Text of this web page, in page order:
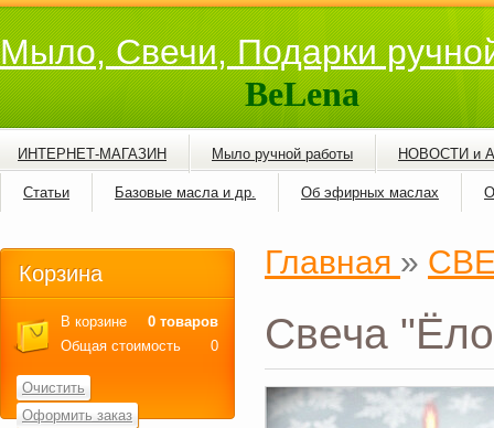
Мыло, Свечи, Подарки
BeLena
ИНТЕРНЕТ-МАГАЗИН Мыло ручной работы НОВОСТИ и
Статьи Базовые масла и др. Об эфирных маслах
Главная »
Свеча
Корзина
В корзине
0 товаров
Общая стоимость
0
Очистить
Оформить заказ